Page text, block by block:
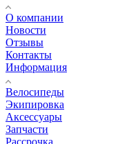
О компании
Новости
Отзывы
Контакты
Информация
Велосипеды
Экипировка
Аксессуары
Запчасти
Рассрочка